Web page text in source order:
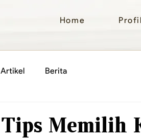
Home
Artikel Berita
Tips Memilih